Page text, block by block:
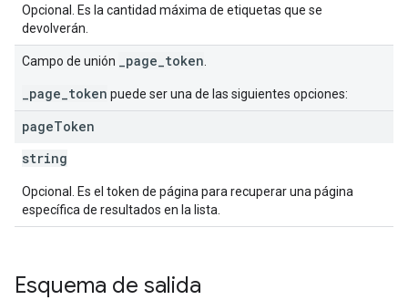
Opcional. Es la cantidad máxima de etiquetas que se
devolverán.
Campo de unión _page_token
_page_token puede ser una de las siguientes opciones:
pageToken
string
Opcional. Es el token de página para recuperar una página
específica de resultados en la lista.
Esquema de salida